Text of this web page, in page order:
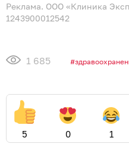
Реклама. ООО «Клиника
1243900012542
1 685
5 0 1